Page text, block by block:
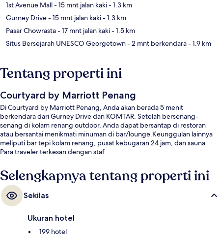
1st Avenue Mall- 15 mnt jalan kaki- 1.3 km
Gurney Drive- 15 mnt jalan kaki- 1.3 km
Pasar Chowrasta- 17 mnt jalan kaki- 1.5 km
Situs Bersejarah UNESCO Georgetown- 2 mnt berkendara- 1.9 km
Tentang properti ini
Courtyard by Marriott Penang
Di Courtyard by Marriott Penang, Anda akan berada 5 menit
berkendara dari Gurney Drive dan KOMTAR. Setelah bersenang-
senang di kolam renang outdoor, Anda dapat bersantap di restoran
atau bersantai menikmati minuman di bar/lounge.Keunggulan lainnya
meliputi bar tepi kolam renang, pusat kebugaran 24 jam, dan sauna.
Para traveler terkesan dengan staf.
Selengkapnya tentang properti ini
Sekilas
Ukuran hotel
199 hotel